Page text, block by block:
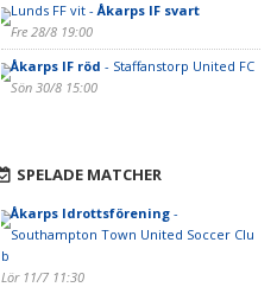
Lunds FF vit -Åkarps IF svart
Fre 28/8 19:00
Åkarps IF röd - Staffanstorp United FC
Sön 30/8 15:00
SPELADE MATCHER
Åkarps Idrottsförening-
Southampton Town United Soccer Clu
b
Lör 11/7 11:30